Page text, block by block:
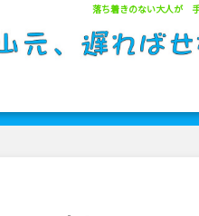
落ち着きのない大人が